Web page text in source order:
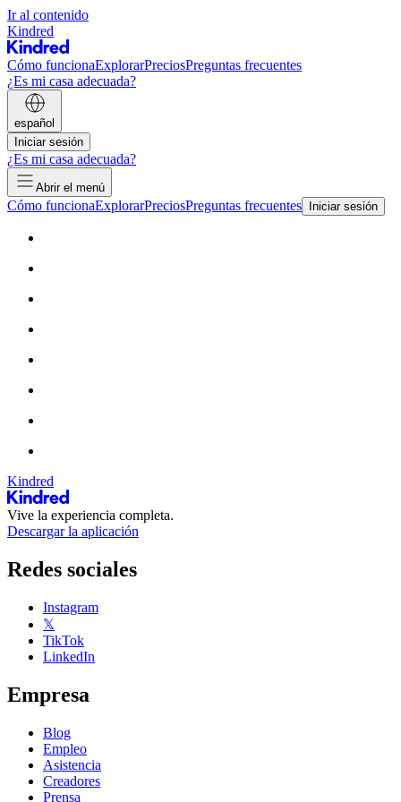
Ir al contenido
Kindred
Cómo funcionaExplorarPreciosPreguntas frecuentes
¿Es mi casa adecuada?
español
Iniciar sesión
¿Es mi casa adecuada?
Abrir el menú
Cómo funcionaExplorarPreciosPreguntas frecuentes Iniciar sesión
Kindred
Vive la experiencia completa.
Descargar la aplicación
Redes sociales
Instagram
𝕏
TikTok
LinkedIn
Empresa
Blog
Empleo
Asistencia
Creadores
Prensa